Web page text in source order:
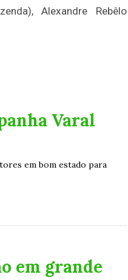
Alexandre Rebêlo
Varal
em bom estado para
em grande